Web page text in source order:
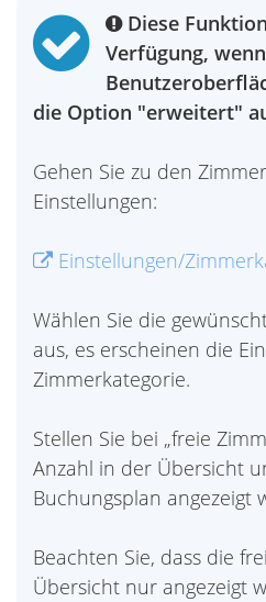
Diese
Verfügung,
die Option "erweitert"
Gehen Sie zu den
Einstellungen:
Einstellungen/
Wählen Sie die
aus, es erscheinen die
Zimmerkategorie.
Stellen Sie bei „freie
Anzahl in der Übersicht
Buchungsplan angezeigt
Beachten Sie, dass die
Übersicht nur angezeigt